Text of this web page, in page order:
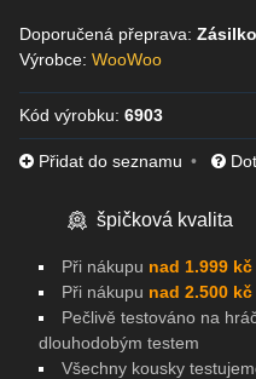
Výrobce: WooWoo
Kód výrobku: 6903
Přidat do seznamu
špičková kvalita
Při nákupu nad 1.999 kč
Při nákupu nad 2.500 kč
Pečlivě testováno na
dlouhodobým testem
Všechny kousky